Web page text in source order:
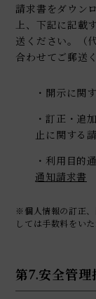
請求書をダウン
上、下記に記載
送ください。（
合わせてご郵送
・開示に関
・訂正・追
止に関する
・利用目的
通知請求書
※個人情報の訂正
しては手数料をい
第7.安全管理